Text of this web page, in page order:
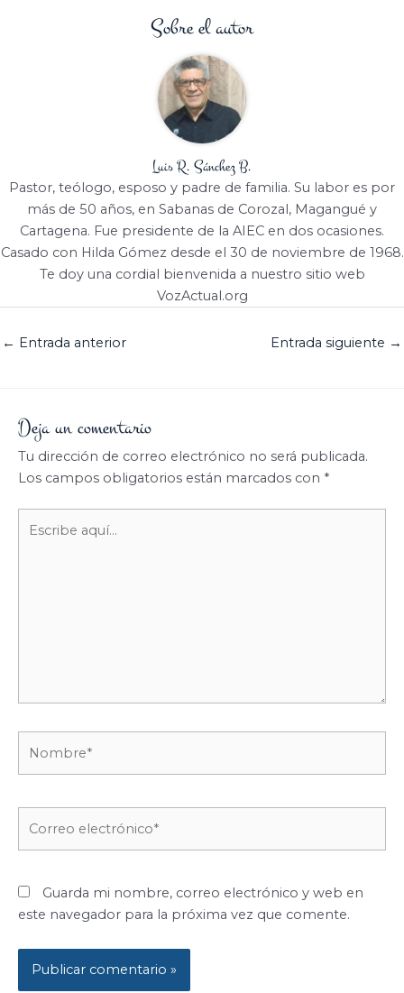
Sobre el autor
Luis R. Sánchez B.
Pastor, teólogo, esposo y padre de familia. Su labor es por
más de 50 años, en Sabanas de Corozal, Magangué y
Cartagena. Fue presidente de la AIEC en dos ocasiones.
Casado con Hilda Gómez desde el 30 de noviembre de 1968.
Te doy una cordial bienvenida a nuestro sitio web
VozActual.org
← Entrada anterior Entrada siguiente →
Deja un comentario
Tu dirección de correo electrónico no será publicada.
Los campos obligatorios están marcados con *
aquí...
electrónico*
Guarda mi nombre, correo electrónico y web en
este navegador para la próxima vez que comente.